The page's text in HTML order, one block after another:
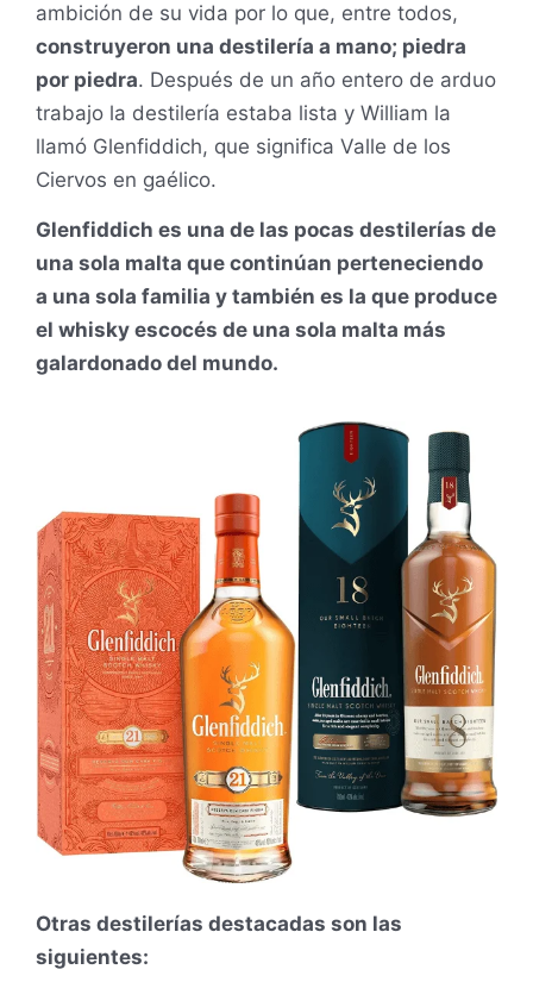
ambición de su vida por lo que, entre todos,
construyeron una destilería a mano; piedra
por piedra. Después de un año entero de arduo
trabajo la destilería estaba lista y William la
llamó Glenfiddich, que significa Valle de los
Ciervos en gaélico.
Glenfiddich es una de las pocas destilerías de
una sola malta que continúan perteneciendo
a una sola familia y también es la que produce
el whisky escocés de una sola malta más
galardonado del mundo.
Otras destilerías destacadas son las
siguientes: